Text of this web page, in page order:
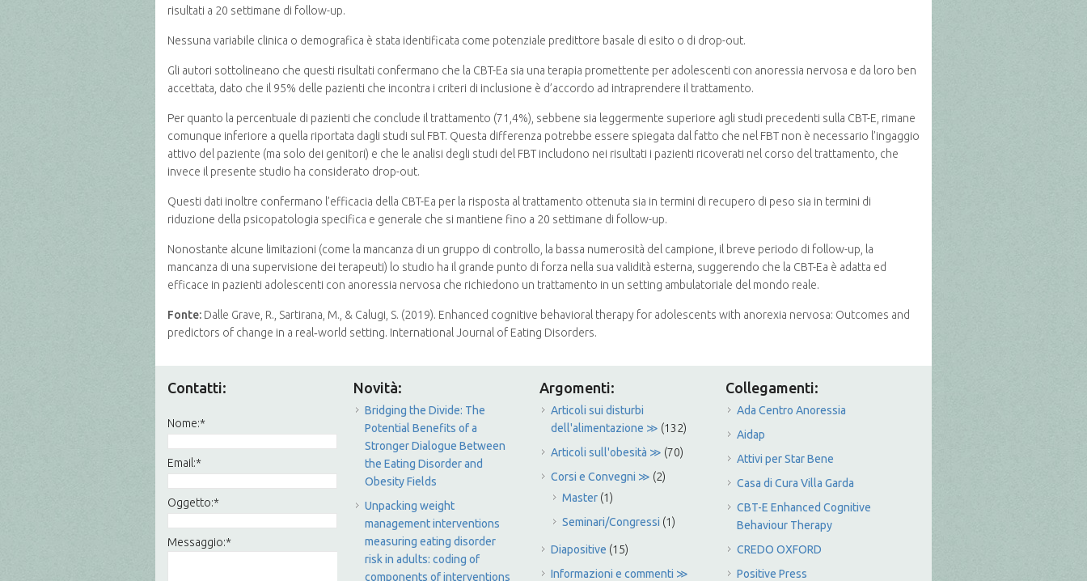
risultati a 20 settimane di follow-up.
Nessuna variabile clinica o demografica è stata identificata come potenziale predittore basale di esito o di drop-out.
Gli autori sottolineano che questi risultati confermano che la CBT-Ea sia una terapia promettente per adolescenti con anoressia nervosa e da loro ben
accettata, dato che il 95% delle pazienti che incontra i criteri di inclusione è d’accordo ad intraprendere il trattamento.
Per quanto la percentuale di pazienti che conclude il trattamento (71,4%), sebbene sia leggermente superiore agli studi precedenti sulla CBT-E, rimane
comunque inferiore a quella riportata dagli studi sul FBT. Questa differenza potrebbe essere spiegata dal fatto che nel FBT non è necessario l’ingaggio
attivo del paziente (ma solo dei genitori) e che le analisi degli studi del FBT includono nei risultati i pazienti ricoverati nel corso del trattamento, che
invece il presente studio ha considerato drop-out.
Questi dati inoltre confermano l’efficacia della CBT-Ea per la risposta al trattamento ottenuta sia in termini di recupero di peso sia in termini di
riduzione della psicopatologia specifica e generale che si mantiene fino a 20 settimane di follow-up.
Nonostante alcune limitazioni (come la mancanza di un gruppo di controllo, la bassa numerosità del campione, il breve periodo di follow-up, la
mancanza di una supervisione dei terapeuti) lo studio ha il grande punto di forza nella sua validità esterna, suggerendo che la CBT-Ea è adatta ed
efficace in pazienti adolescenti con anoressia nervosa che richiedono un trattamento in un setting ambulatoriale del mondo reale.
Fonte: Dalle Grave, R., Sartirana, M., & Calugi, S. (2019). Enhanced cognitive behavioral therapy for adolescents with anorexia nervosa: Outcomes and
predictors of change in a real‐world setting. International Journal of Eating Disorders.
Contatti:
Nome:*
Email:*
Oggetto:*
Messaggio:*
Novità:
Bridging the Divide: The
Potential Benefits of a
Stronger Dialogue Between
the Eating Disorder and
Obesity Fields
Unpacking weight
management interventions
measuring eating disorder
risk in adults: coding of
components of interventions
Argomenti:
Articoli sui disturbi
dell'alimentazione ≫ (132)
Articoli sull'obesità ≫ (70)
Corsi e Convegni ≫ (2)
Master (1)
Seminari/Congressi (1)
Diapositive (15)
Informazioni e commenti ≫
Collegamenti:
Ada Centro Anoressia
Aidap
Attivi per Star Bene
Casa di Cura Villa Garda
CBT-E Enhanced Cognitive
Behaviour Therapy
CREDO OXFORD
Positive Press